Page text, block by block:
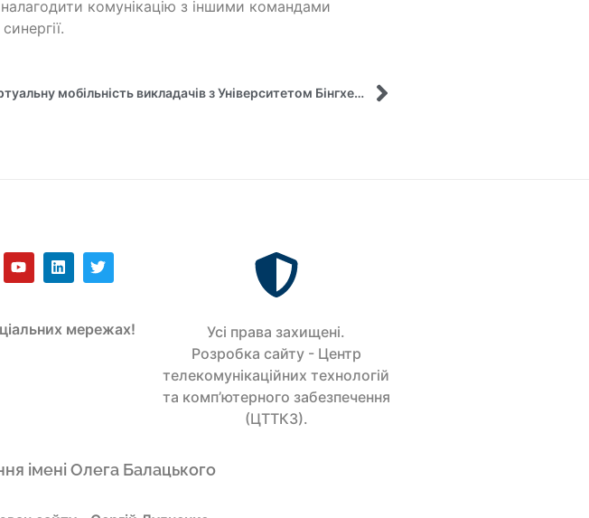
комунікацію з іншими командами
Розпочинаємо віртуальну мобільність викладачів з Університетом Бінгхем (Нігерія)!
мережах!
Усi права захищенi.
Розробка сайту - Центр
телекомунікаційних технологій
та комп’ютерного забезпечення
(ЦТТКЗ).
імені Олега Балацького